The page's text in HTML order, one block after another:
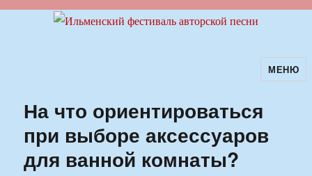
Ильменский фестиваль авторскойМЕНЮ
На что ориентироваться
при выборе аксессуаров
для ванной комнаты?